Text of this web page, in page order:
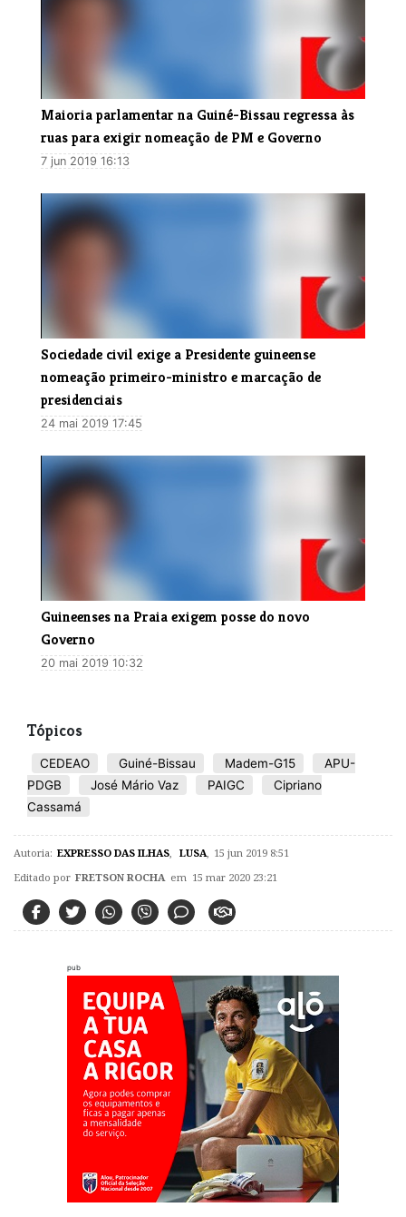
Maioria parlamentar na Guiné-Bissau regressa às
ruas para exigir nomeação de PM e Governo
7 jun 2019 16:13
​Sociedade civil exige a Presidente guineense
nomeação primeiro-ministro e marcação de
presidenciais
24 mai 2019 17:45
​Guineenses na Praia exigem posse do novo
Governo
20 mai 2019 10:32
Tópicos
CEDEAO Guiné-Bissau Madem-G15
APU-
PDGB
José Mário Vaz PAIGC
Cipriano
Cassamá
Autoria: EXPRESSO DAS ILHAS LUSA 15 jun 2019 8:51
Editado por FRETSON ROCHA em 15 mar 2020 23:21
pub